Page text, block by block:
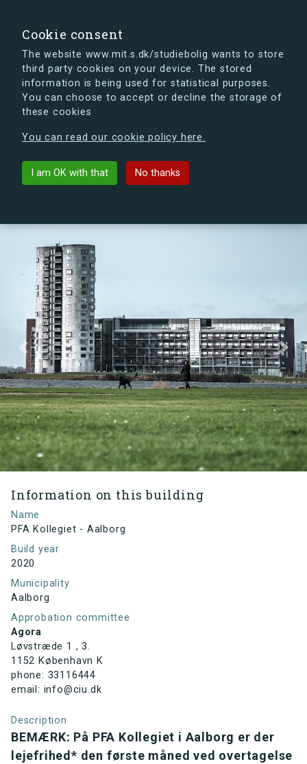
Cookie consent
The website www.mit.s.dk/studiebolig wants to store
third party cookies on your device. The stored
information is being used for statistical purposes.
You can choose to accept or decline the storage of
these cookies
You can read our cookie policy here.
I am OK with that No thanks
s.dk is getting a new look soon. If you're curious, you
can already take a peek at what the new s.dk will look
List buildings
Previous Next
Information on this building
Name
PFA Kollegiet - Aalborg
Build year
2020
Municipality
Aalborg
Approbation committee
Agora
Løvstræde 1 , 3.
1152 København K
phone: 33116444
email: info@ciu.dk
Description
BEMÆRK: På PFA Kollegiet i Aalborg er der
lejefrihed* den første måned ved overtagelse